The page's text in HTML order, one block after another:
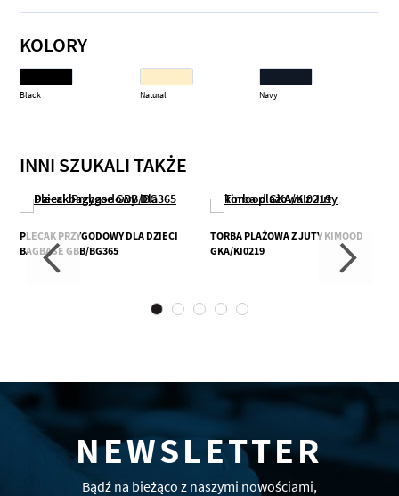
KOLORY
Black Natural Navy
INNI SZUKALI TAKŻE
PLECAK PRZYGODOWY DLA DZIECI
BAGBASE GBB/BG365
TORBA PLAŻOWA Z JUTY KIMOOD
GKA/KI0219
NEWSLETTER
Bądź na bieżąco z naszymi nowościami,